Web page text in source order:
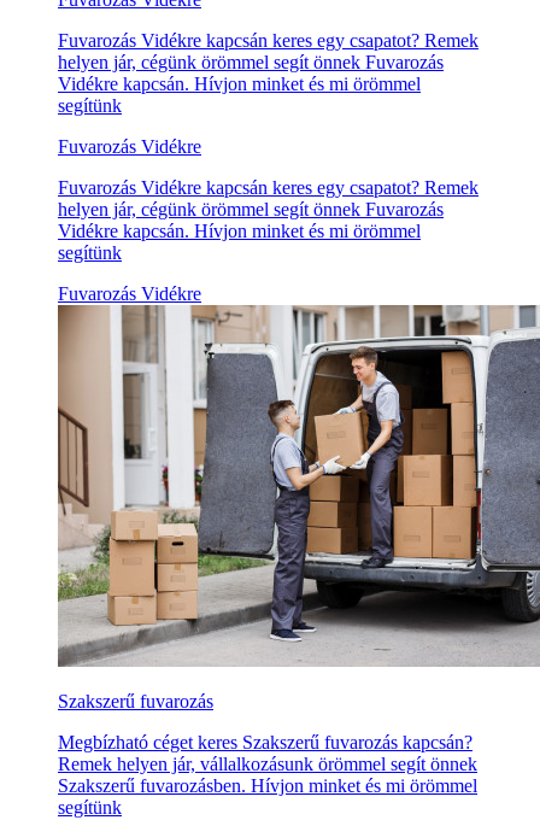
Fuvarozás Vidékre kapcsán keres egy csapatot? Remek
helyen jár, cégünk örömmel segít önnek Fuvarozás
Vidékre kapcsán. Hívjon minket és mi örömmel
segítünk
Fuvarozás Vidékre
Fuvarozás Vidékre kapcsán keres egy csapatot? Remek
helyen jár, cégünk örömmel segít önnek Fuvarozás
Vidékre kapcsán. Hívjon minket és mi örömmel
segítünk
Fuvarozás Vidékre
Szakszerű fuvarozás
Megbízható céget keres Szakszerű fuvarozás kapcsán?
Remek helyen jár, vállalkozásunk örömmel segít önnek
Szakszerű fuvarozásben. Hívjon minket és mi örömmel
segítünk